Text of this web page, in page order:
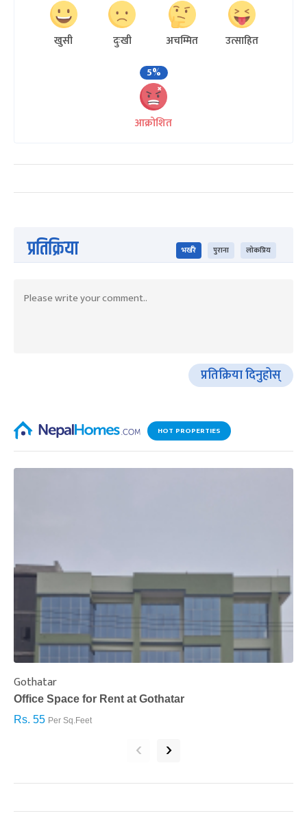
खुसी दुःखी अचम्मित
उत्साहित
5%
आक्रोशित
प्रतिक्रिया भर्खरै पुराना लोकप्रिय
प्रतिक्रिया दिनुहोस्
HOT PROPERTIES
Gothatar
Office Space for Rent at Gothatar
Rs. 55 Per Sq.Feet
‹ ›